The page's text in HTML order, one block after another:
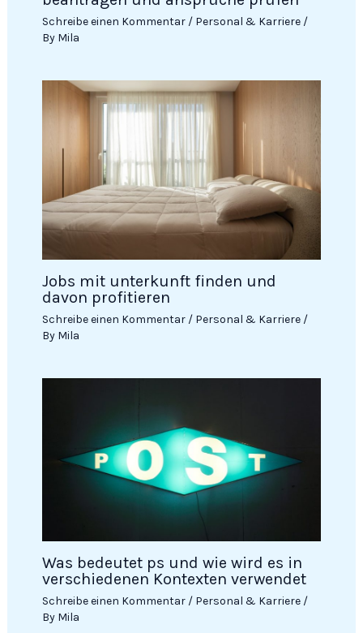
Schreibe einen Kommentar / Personal & Karriere/
By Mila
Jobs mit unterkunft finden und
davon profitieren
Schreibe einen Kommentar / Personal & Karriere/
By Mila
Was bedeutet ps und wie wird es in
verschiedenen Kontexten verwendet
Schreibe einen Kommentar / Personal & Karriere/
By Mila